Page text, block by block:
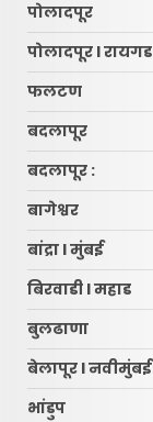
पोलादपूर
पोलादपूर l रायगड
फलटण
बदलापूर
बदलापूर :
बागेश्वर
बांद्रा l मुंबई
बिरवाडी l महाड
बुलढाणा
बेलापूर l नवीमुंबई
भांडुप